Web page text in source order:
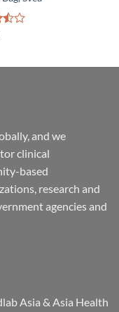
and we
clinical
based
research and
agencies and
Asia & Asia Health